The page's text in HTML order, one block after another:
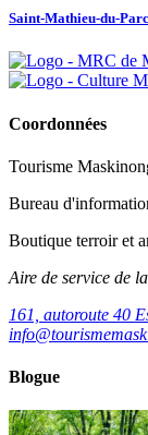
Saint-Mathieu-du-Parc
Coordonnées
Tourisme
Bureau
Boutique terroir et
Aire de service de
161, autoroute 40
Blogue